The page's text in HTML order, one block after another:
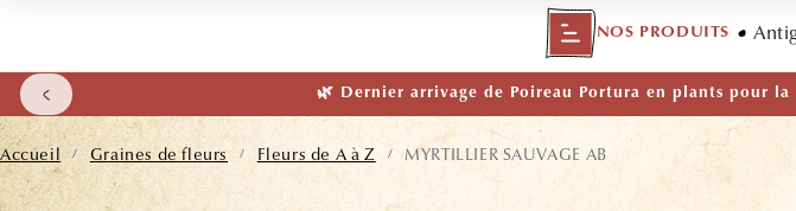
NOS PRODUITS
🌱 NOUVEAUTÉ — Ail Rocambole AB ·
Accueil / Graines de fleurs / Fleurs de A à Z / MYRTILLIER SAUVAGE AB